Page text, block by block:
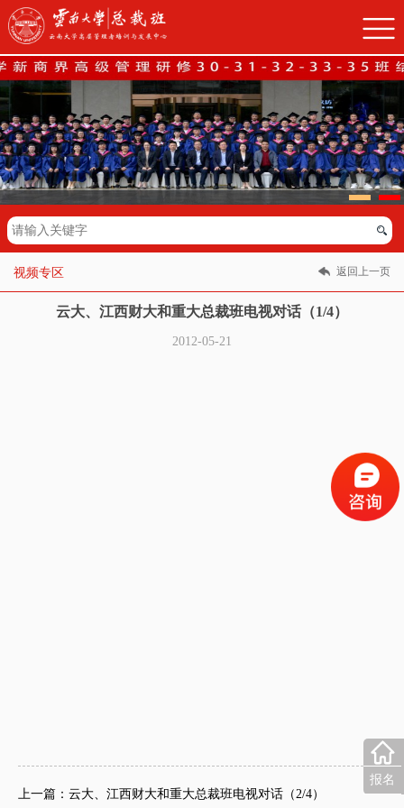
报名
视频专区 返回上一页
云大、江西财大和重大总裁班电视对话（1/4）
2012-05-21
上一篇：云大、江西财大和重大总裁班电视对话（2/4）